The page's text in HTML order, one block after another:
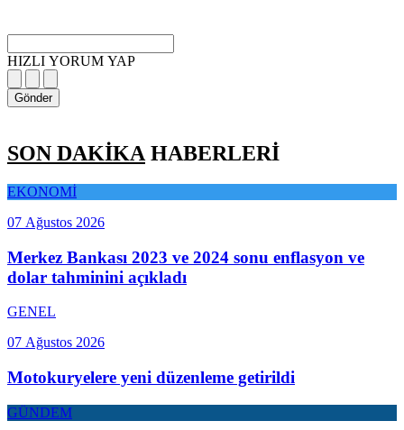
HIZLI YORUM YAP
Gönder
SON DAKİKA HABERLERİ
EKONOMİ
07 Ağustos 2026
Merkez Bankası 2023 ve 2024 sonu enflasyon ve
dolar tahminini açıkladı
GENEL
07 Ağustos 2026
Motokuryelere yeni düzenleme getirildi
GÜNDEM